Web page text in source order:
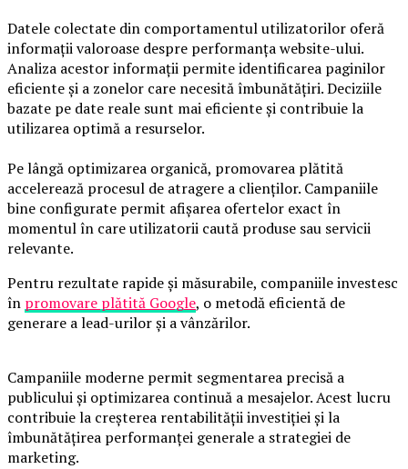
Datele colectate din comportamentul utilizatorilor oferă
informații valoroase despre performanța website-ului.
Analiza acestor informații permite identificarea paginilor
eficiente și a zonelor care necesită îmbunătățiri. Deciziile
bazate pe date reale sunt mai eficiente și contribuie la
utilizarea optimă a resurselor.
Pe lângă optimizarea organică, promovarea plătită
accelerează procesul de atragere a clienților. Campaniile
bine configurate permit afișarea ofertelor exact în
momentul în care utilizatorii caută produse sau servicii
relevante.
Pentru rezultate rapide și măsurabile, companiile investesc
în promovare plătită Google, o metodă eficientă de
generare a lead-urilor și a vânzărilor.
Campaniile moderne permit segmentarea precisă a
publicului și optimizarea continuă a mesajelor. Acest lucru
contribuie la creșterea rentabilității investiției și la
îmbunătățirea performanței generale a strategiei de
marketing.